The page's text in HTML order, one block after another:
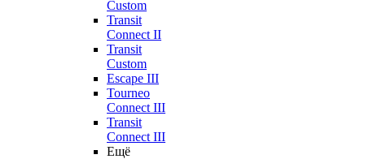
Custom
Transit
Connect II
Transit
Custom
Escape III
Tourneo
Connect III
Transit
Connect III
Ещё